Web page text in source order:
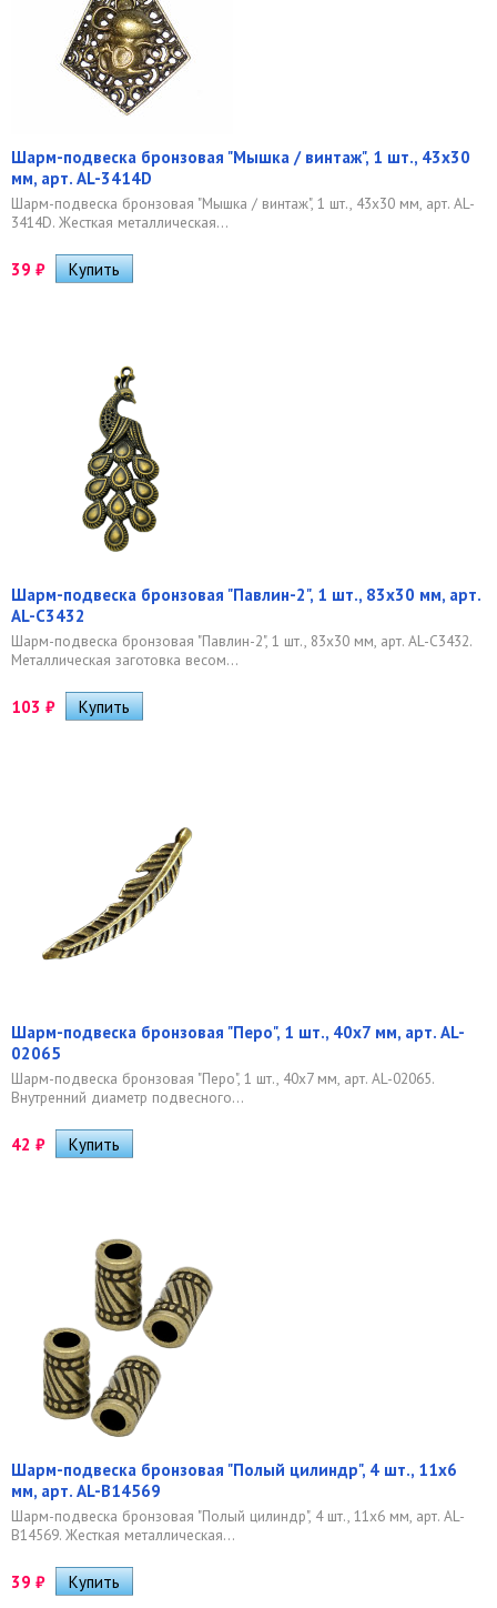
Шарм-подвеска бронзовая "Мышка / винтаж", 1 шт., 43х30
мм, арт. AL-3414D
Шарм-подвеска бронзовая "Мышка / винтаж", 1 шт., 43х30 мм, арт. AL-
3414D. Жесткая металлическая...
39 ₽
Шарм-подвеска бронзовая "Павлин-2", 1 шт., 83х30 мм, арт.
AL-C3432
Шарм-подвеска бронзовая "Павлин-2", 1 шт., 83х30 мм, арт. AL-C3432.
Металлическая заготовка весом...
103 ₽
Шарм-подвеска бронзовая "Перо", 1 шт., 40х7 мм, арт. AL-
02065
Шарм-подвеска бронзовая "Перо", 1 шт., 40х7 мм, арт. AL-02065.
Внутренний диаметр подвесного...
42 ₽
Шарм-подвеска бронзовая "Полый цилиндр", 4 шт., 11х6
мм, арт. AL-B14569
Шарм-подвеска бронзовая "Полый цилиндр", 4 шт., 11х6 мм, арт. AL-
B14569. Жесткая металлическая...
39 ₽